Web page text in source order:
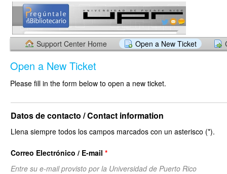
Support Center Home Open a New Ticket
Open a New Ticket
Please fill in the form below to open a new ticket.
Datos de contacto / Contact information
Llena siempre todos los campos marcados con un asterisco (*).
Correo Electrónico / E-mail *
Entre su e-mail provisto por la Universidad de Puerto Rico